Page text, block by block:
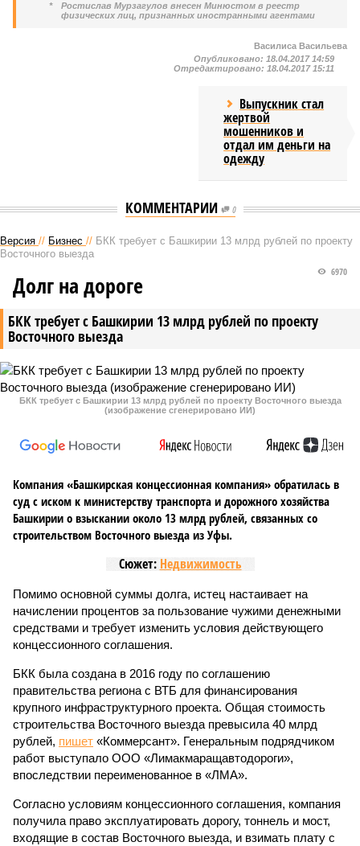
*
Ростислав Мурзагулов внесен Минюстом в реестр
физических лиц, признанных иностранными агентами
Василиса Васильева
Опубликовано: 18.04.2017 14:59
Отредактировано: 18.04.2017 15:11
Выпускник стал
жертвой
мошенников и
отдал им деньги на
одежду
КОММЕНТАРИИ 0
Версия // Бизнес // БКК требует с Башкирии 13 млрд рублей по проекту
Восточного выезда
БКК требует с Башкирии 13 млрд рублей по проекту
Восточного выезда
6970
Долг на дороге
БКК требует с Башкирии 13 млрд рублей по проекту Восточного выезда
(изображение сгенерировано ИИ)
Компания «Башкирская концессионная компания» обратилась в
суд с иском к министерству транспорта и дорожного хозяйства
Башкирии о взыскании около 13 млрд рублей, связанных со
строительством Восточного выезда из Уфы.
Сюжет: Недвижимость
Помимо основной суммы долга, истец настаивает на
начислении процентов за пользование чужими денежными
средствами и требует изменить условия действующего
концессионного соглашения.
БКК была создана в 2016 году по соглашению
правительства региона с ВТБ для финансирования
крупного инфраструктурного проекта. Общая стоимость
строительства Восточного выезда превысила 40 млрд
рублей, пишет «Коммерсант». Генеральным подрядчиком
работ выступало ООО «Лимакмаращавтодороги»,
впоследствии переименованное в «ЛМА».
Согласно условиям концессионного соглашения, компания
получила право эксплуатировать дорогу, тоннель и мост,
входящие в состав Восточного выезда, и взимать плату с